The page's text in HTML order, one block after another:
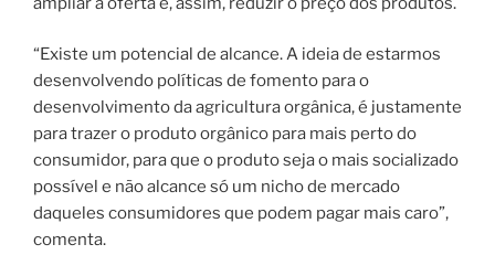
“Existe um potencial de alcance. A ideia de estarmos
desenvolvendo políticas de fomento para o
desenvolvimento da agricultura orgânica, é justamente
para trazer o produto orgânico para mais perto do
consumidor, para que o produto seja o mais socializado
possível e não alcance só um nicho de mercado
daqueles consumidores que podem pagar mais caro”,
comenta.